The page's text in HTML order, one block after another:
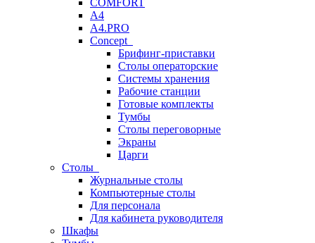
COMFORT
A4
A4.PRO
Concept
Брифинг-приставки
Столы операторские
Системы хранения
Рабочие станции
Готовые комплекты
Тумбы
Столы переговорные
Экраны
Царги
Столы
Журнальные столы
Компьютерные столы
Для персонала
Для кабинета руководителя
Шкафы